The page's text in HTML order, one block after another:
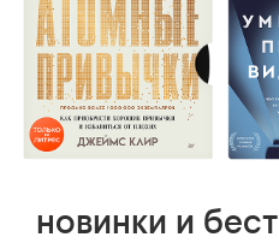
новинки и